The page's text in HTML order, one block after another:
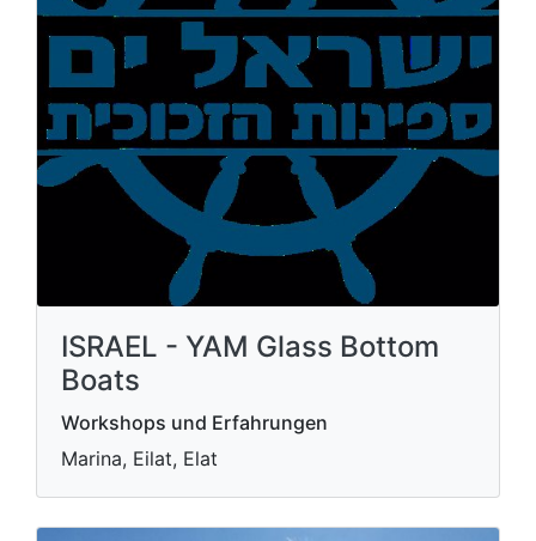
ISRAEL - YAM Glass Bottom
Boats
Workshops und Erfahrungen
Marina, Eilat, Elat